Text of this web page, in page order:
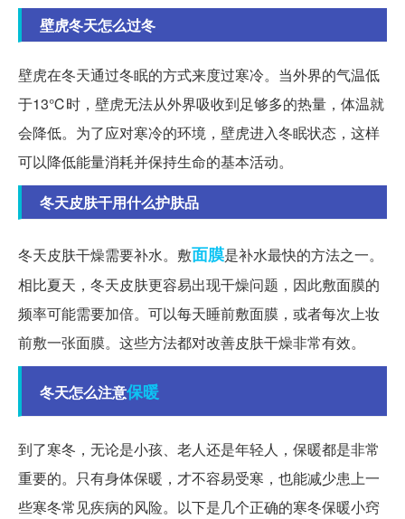
壁虎冬天怎么过冬
壁虎在冬天通过冬眠的方式来度过寒冷。当外界的气温低
于13℃时，壁虎无法从外界吸收到足够多的热量，体温就
会降低。为了应对寒冷的环境，壁虎进入冬眠状态，这样
可以降低能量消耗并保持生命的基本活动。
冬天皮肤干用什么护肤品
冬天皮肤干燥需要补水。敷面膜是补水最快的方法之一。
相比夏天，冬天皮肤更容易出现干燥问题，因此敷面膜的
频率可能需要加倍。可以每天睡前敷面膜，或者每次上妆
前敷一张面膜。这些方法都对改善皮肤干燥非常有效。
冬天怎么注意保暖
到了寒冬，无论是小孩、老人还是年轻人，保暖都是非常
重要的。只有身体保暖，才不容易受寒，也能减少患上一
些寒冬常见疾病的风险。以下是几个正确的寒冬保暖小窍